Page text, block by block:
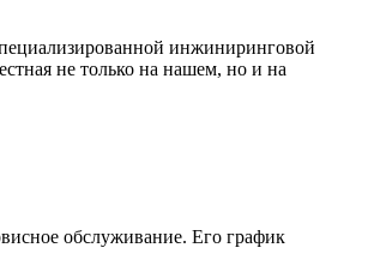
инжиниринговой
не только на нашем, но и на
обслуживание. Его график